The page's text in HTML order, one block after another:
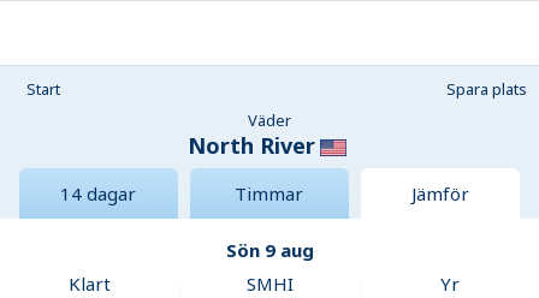
Start
Spara plats
Väder
North River
14 dagar Timmar Jämför
Sön 9 aug
Klart
SMHI Yr